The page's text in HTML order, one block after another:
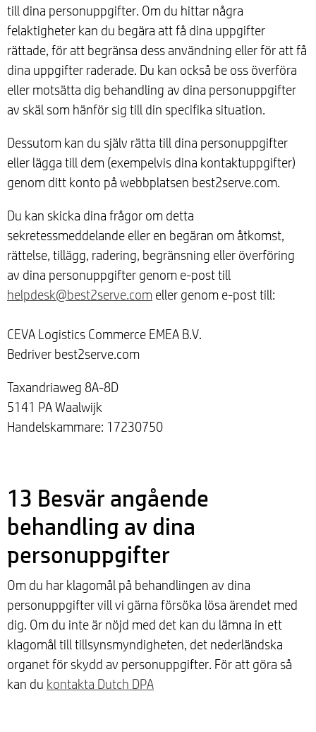
till dina personuppgifter. Om du hittar några
felaktigheter kan du begära att få dina uppgifter
rättade, för att begränsa dess användning eller för att få
dina uppgifter raderade. Du kan också be oss överföra
eller motsätta dig behandling av dina personuppgifter
av skäl som hänför sig till din specifika situation.
Dessutom kan du själv rätta till dina personuppgifter
eller lägga till dem (exempelvis dina kontaktuppgifter)
genom ditt konto på webbplatsen best2serve.com.
Du kan skicka dina frågor om detta
sekretessmeddelande eller en begäran om åtkomst,
rättelse, tillägg, radering, begränsning eller överföring
av dina personuppgifter genom e-post till
helpdesk@best2serve.com eller genom e-post till:
CEVA Logistics Commerce EMEA B.V.
Bedriver best2serve.com
Taxandriaweg 8A-8D
5141 PA Waalwijk
Handelskammare: 17230750
13 Besvär angående
behandling av dina
personuppgifter
Om du har klagomål på behandlingen av dina
personuppgifter vill vi gärna försöka lösa ärendet med
dig. Om du inte är nöjd med det kan du lämna in ett
klagomål till tillsynsmyndigheten, det nederländska
organet för skydd av personuppgifter. För att göra så
kan du kontakta Dutch DPA